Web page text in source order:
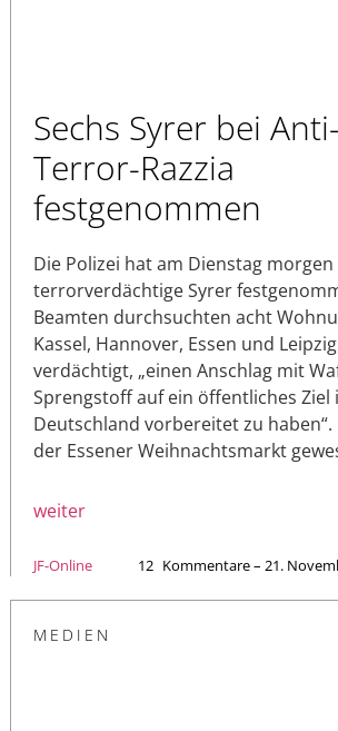
Sechs Syrer bei Anti-
Terror-Razzia
festgenommen
Die Polizei hat am Dienstag
terrorverdächtige Syrer
Beamten durchsuchten acht
Kassel, Hannover, Essen und
verdächtigt, „einen Anschlag mit
Sprengstoff auf ein öffentliches Ziel
Deutschland vorbereitet zu haben“.
der Essener Weihnachtsmarkt
weiter
JF-Online 12 Kommentare – 21.
MEDIEN